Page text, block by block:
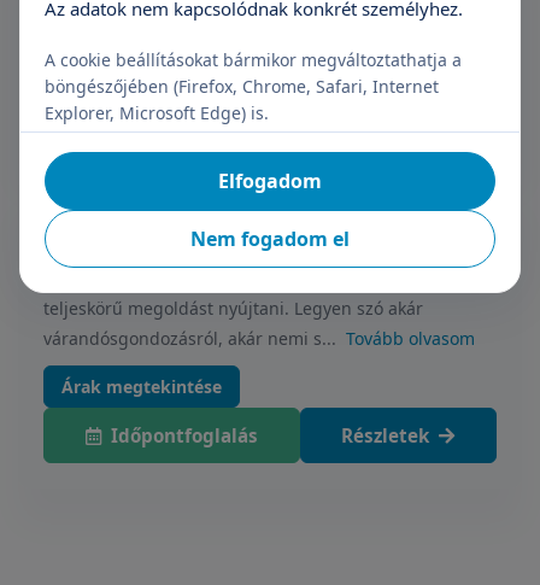
vizsgálat
Árak megtekintése
Időpontfoglalás
Nőgyógyászati szakorvosi vizsgálat
Legnagyobb kapacitással rendelkező szakterületünk
teljeskörű megoldást nyújtani. Legyen szó akár
várandósgondozásról, akár nemi s... Tovább olvasom
Árak megtekintése
Időpontfoglalás Részletek
Az adatok nem kapcsolódnak konkrét személyhez.
A cookie beállításokat bármikor megváltoztathatja a
böngészőjében (Firefox, Chrome, Safari, Internet
Explorer, Microsoft Edge) is.
Nem fogadom el
Elfogadom